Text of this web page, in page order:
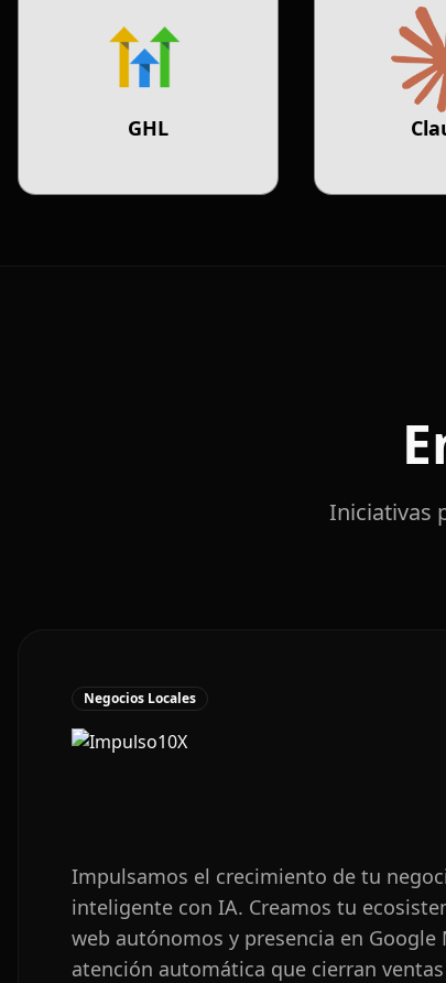
GHL
Iniciativas
Negocios Locales
Impulsamos el crecimiento de tu
inteligente con IA. Creamos tu
web autónomos y presencia en Google
atención automática que cierran